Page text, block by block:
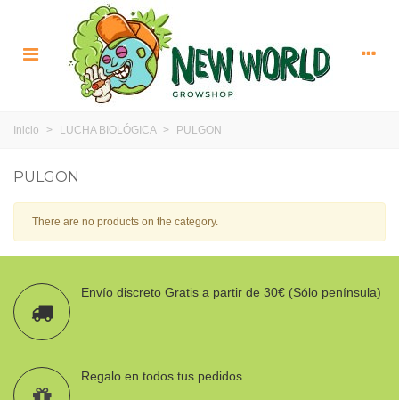
Inicio > LUCHA BIOLÓGICA > PULGON
PULGON
There are no products on the category.
Envío discreto Gratis a partir de 30€ (Sólo península)
Regalo en todos tus pedidos